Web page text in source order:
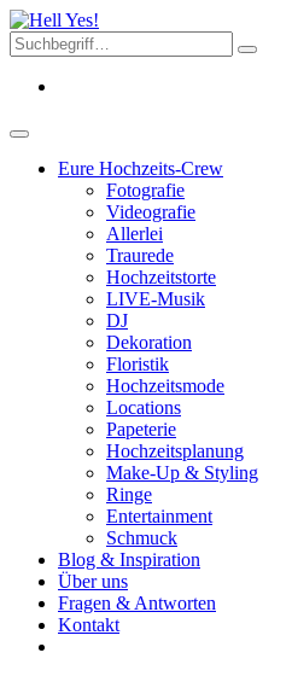
Eure Hochzeits-Crew
Fotografie
Videografie
Allerlei
Traurede
Hochzeitstorte
LIVE-Musik
DJ
Dekoration
Floristik
Hochzeitsmode
Locations
Papeterie
Hochzeitsplanung
Make-Up & Styling
Ringe
Entertainment
Schmuck
Blog & Inspiration
Über uns
Fragen & Antworten
Kontakt